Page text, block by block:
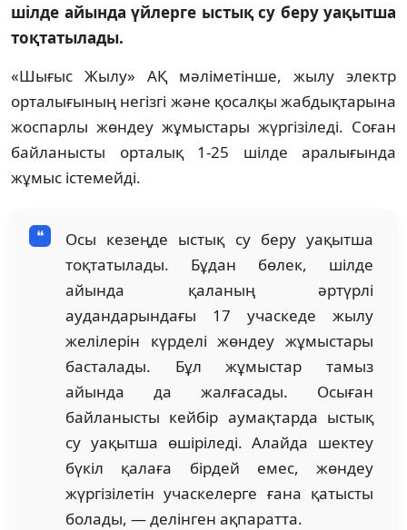
шілде айында үйлерге ыстық су беру уақытша
тоқтатылады.
«Шығыс Жылу» АҚ мәліметінше, жылу электр
орталығының негізгі және қосалқы жабдықтарына
жоспарлы жөндеу жұмыстары жүргізіледі. Соған
байланысты орталық 1-25 шілде аралығында
жұмыс істемейді.
Осы кезеңде ыстық су беру уақытша
тоқтатылады. Бұдан бөлек, шілде
айында қаланың әртүрлі
аудандарындағы 17 учаскеде жылу
желілерін күрделі жөндеу жұмыстары
басталады. Бұл жұмыстар тамыз
айында да жалғасады. Осыған
байланысты кейбір аумақтарда ыстық
су уақытша өшіріледі. Алайда шектеу
бүкіл қалаға бірдей емес, жөндеу
жүргізілетін учаскелерге ғана қатысты
болады, — делінген ақпаратта.